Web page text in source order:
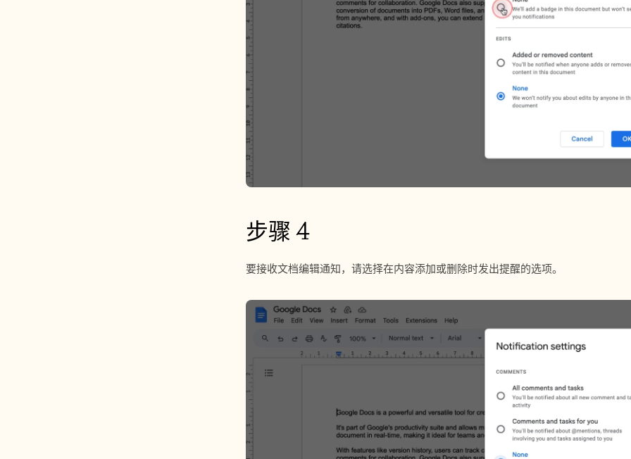
步骤 4
要接收文档编辑通知，请选择在内容添加或删除时发出提醒的选项。